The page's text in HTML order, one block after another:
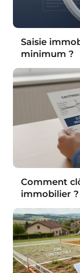
Saisie
minimum ?
Comment
immobilier ?